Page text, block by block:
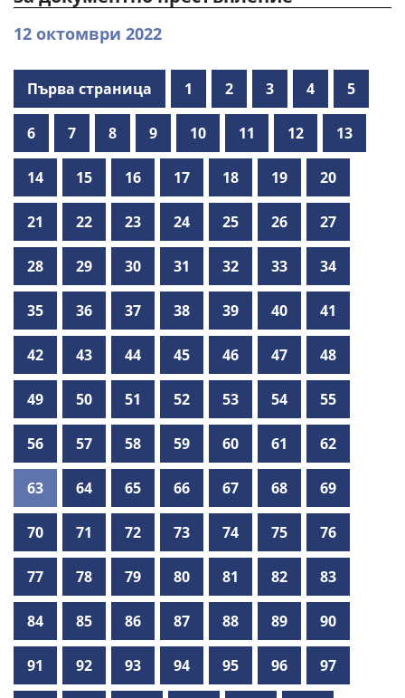
12 октомври 2022
Първа страница 1 2 3 4 5
6 7 8 9 10 11 12 13
14 15 16 17 18 19 20
21 22 23 24 25 26 27
28 29 30 31 32 33 34
35 36 37 38 39 40 41
42 43 44 45 46 47 48
49 50 51 52 53 54 55
56 57 58 59 60 61 62
63 64 65 66 67 68 69
70 71 72 73 74 75 76
77 78 79 80 81 82 83
84 85 86 87 88 89 90
91 92 93 94 95 96 97